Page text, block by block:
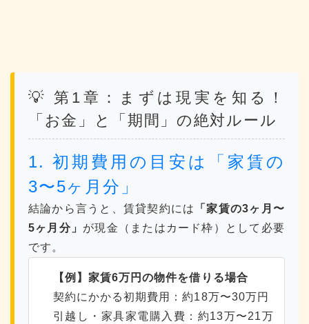
💡 第1章：まずは現実を知る！
「お金」と「期間」の絶対ルール
1. 初期費用の目安は「家賃の
3〜5ヶ月分」
結論から言うと、賃貸契約には
「家賃の3ヶ月〜
5ヶ月分」 が現金（またはカード枠）として必要
です。
【例】家賃6万円の物件を借りる場合
契約にかかる初期費用：約18万〜30万円
引越し・家具家電購入費：約13万〜21万